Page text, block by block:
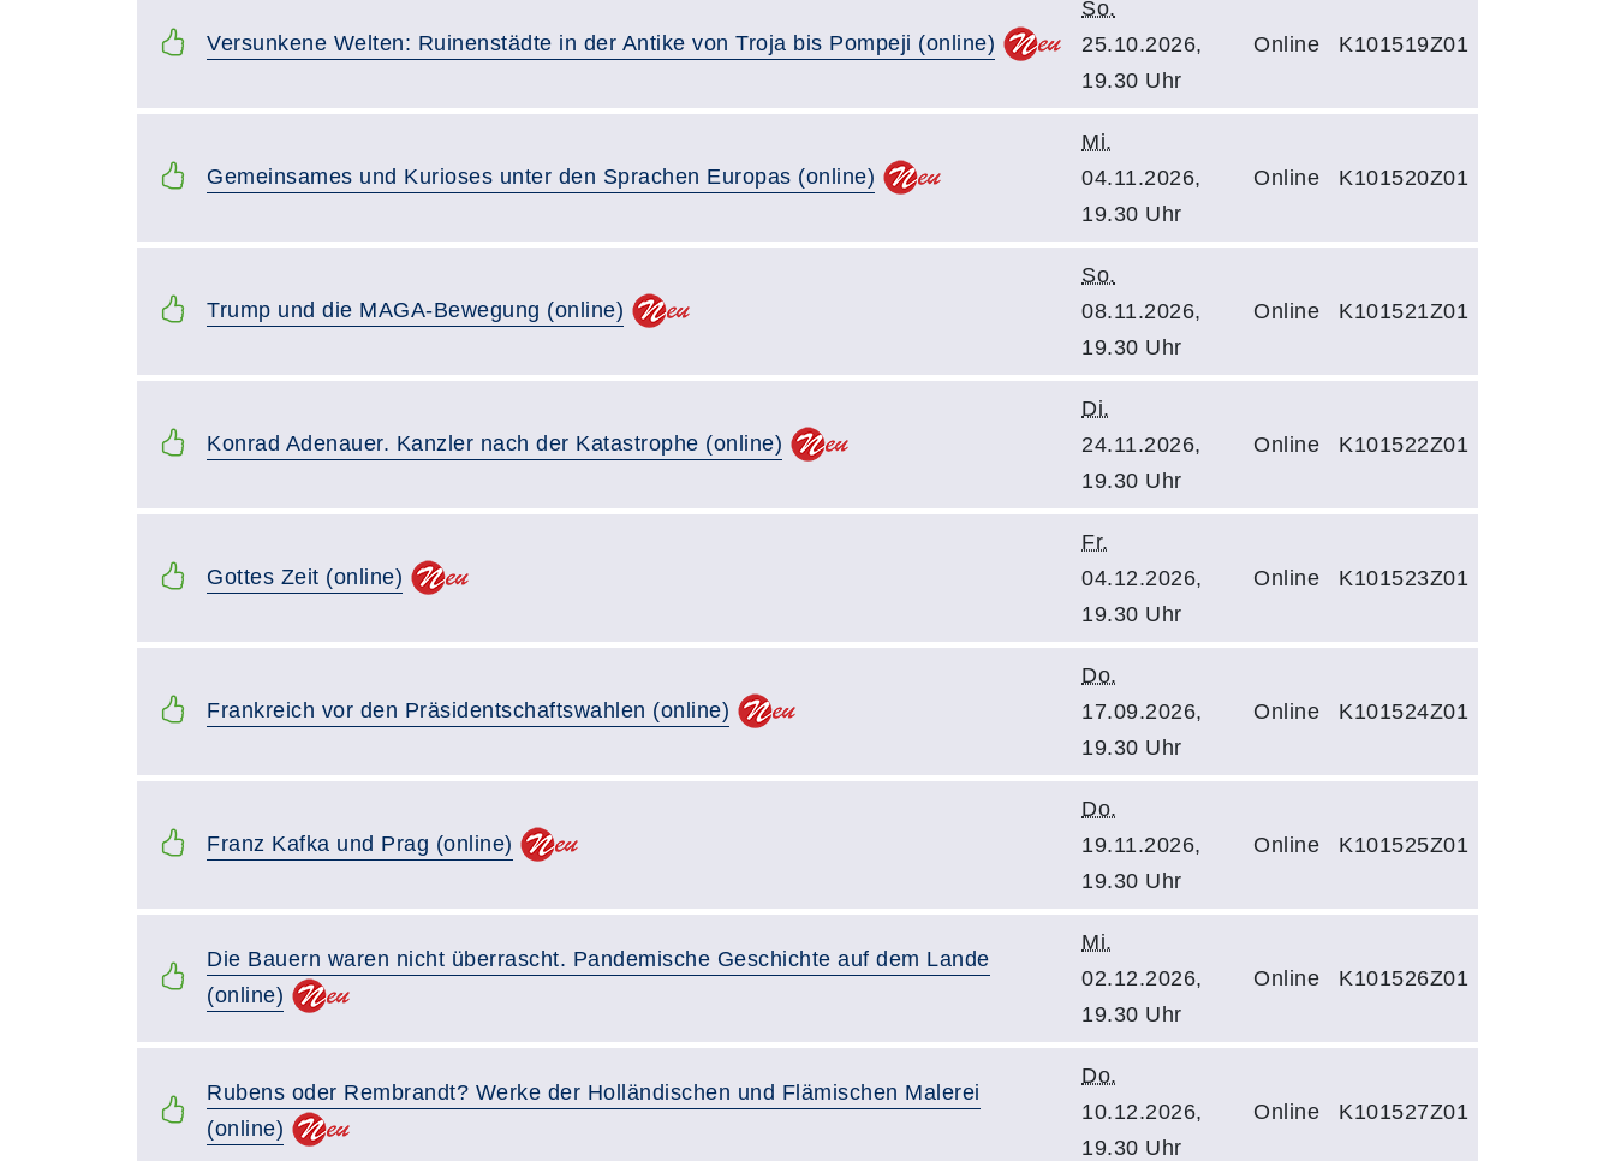
Versunkene Welten: Ruinenstädte in der Antike von Troja bis Pompeji (online)
So.
25.10.2026,
19.30 Uhr
Online K101519Z01
Gemeinsames und Kurioses unter den Sprachen Europas (online)
Mi.
04.11.2026,
19.30 Uhr
Online K101520Z01
Trump und die MAGA-Bewegung (online)
So.
08.11.2026,
19.30 Uhr
Online K101521Z01
Konrad Adenauer. Kanzler nach der Katastrophe (online)
Di.
24.11.2026,
19.30 Uhr
Online K101522Z01
Gottes Zeit (online)
Fr.
04.12.2026,
19.30 Uhr
Online K101523Z01
Frankreich vor den Präsidentschaftswahlen (online)
Do.
17.09.2026,
19.30 Uhr
Online K101524Z01
Franz Kafka und Prag (online)
Do.
19.11.2026,
19.30 Uhr
Online K101525Z01
Die Bauern waren nicht überrascht. Pandemische Geschichte auf dem Lande
(online)
Mi.
02.12.2026,
19.30 Uhr
Online K101526Z01
Rubens oder Rembrandt? Werke der Holländischen und Flämischen Malerei
(online)
Do.
10.12.2026,
19.30 Uhr
Online K101527Z01